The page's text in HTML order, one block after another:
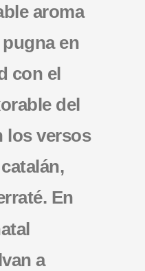
aroma
en
con el
del
los versos
En
a